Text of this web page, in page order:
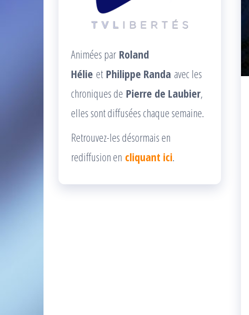
Animées par Roland
Hélie et Philippe Randa avec les
chroniques de Pierre de Laubier,
elles sont diffusées chaque semaine.
Retrouvez-les désormais en
rediffusion en cliquant ici.